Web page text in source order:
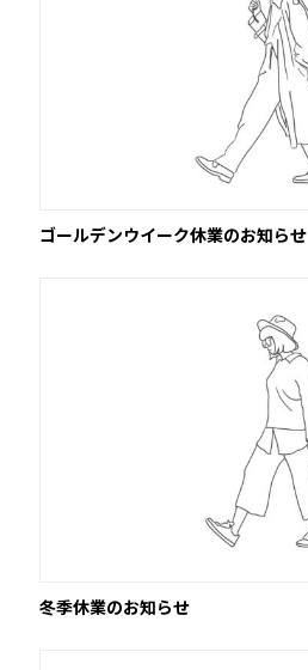
ゴールデンウイーク休業のお知らせ
冬季休業のお知らせ